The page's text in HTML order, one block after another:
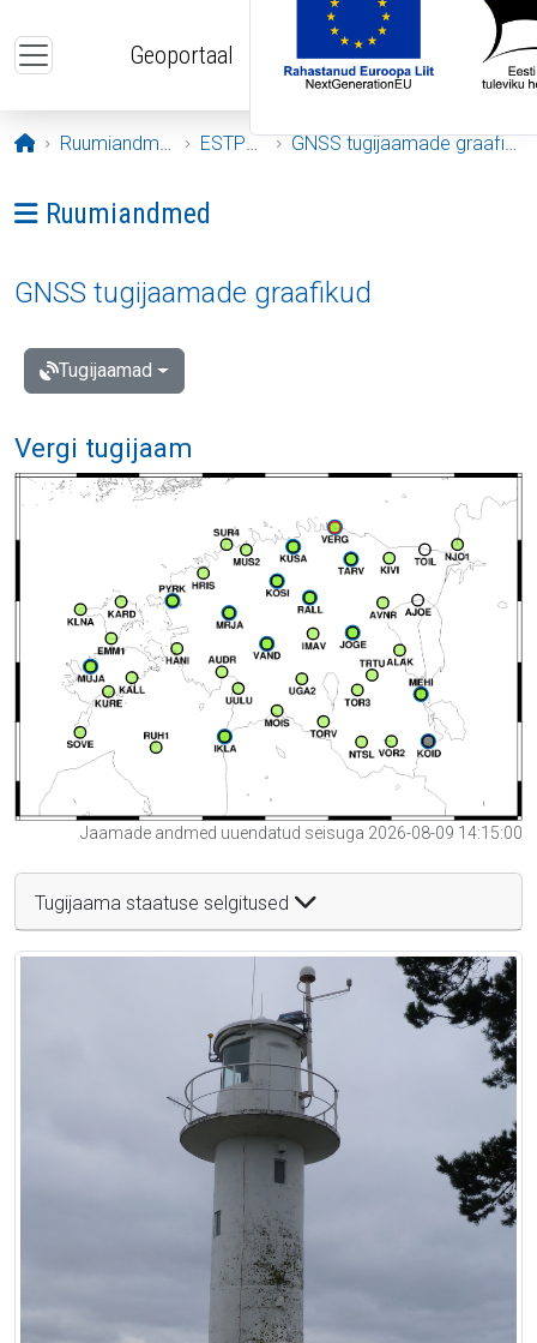
Geoportaal
Avaleht
Ruumiandmed ESTPOS GNSS tugijaamade graafikud
Ava menüü: Ruumiandmed
Ruumiandmed
GNSS tugijaamade graafikud
Tugijaamad
Vergi tugijaam
Jaamade andmed uuendatud seisuga 2026-08-09 14:15:00
Tugijaama staatuse selgitused